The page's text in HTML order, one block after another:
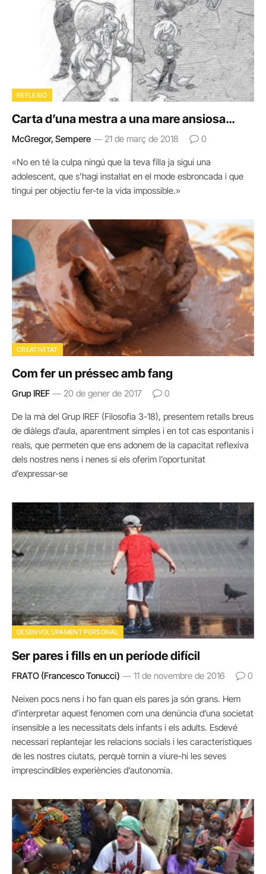
REFLEXIÓ
Carta d’una mestra a una mare ansiosa…
McGregor, Sempere 21 de març de 2018 0
«No en té la culpa ningú que la teva filla ja sigui una
adolescent, que s’hagi instal·lat en el mode esbroncada i que
tingui per objectiu fer-te la vida impossible.»
CREATIVITAT
Com fer un préssec amb fang
Grup IREF 20 de gener de 2017 0
De la mà del Grup IREF (Filosofia 3-18), presentem retalls breus
de diàlegs d’aula, aparentment simples i en tot cas espontanis i
reals, que permeten que ens adonem de la capacitat reflexiva
dels nostres nens i nenes si els oferim l’oportunitat
d’expressar-se
DESENVOLUPAMENT PERSONAL
Ser pares i fills en un període difícil
FRATO (Francesco Tonucci) 11 de novembre de 2016 0
Neixen pocs nens i ho fan quan els pares ja són grans. Hem
d’interpretar aquest fenomen com una denúncia d’una societat
insensible a les necessitats dels infants i els adults. Esdevé
necessari replantejar les relacions socials i les característiques
de les nostres ciutats, perquè tornin a viure-hi les seves
imprescindibles experiències d’autonomia.